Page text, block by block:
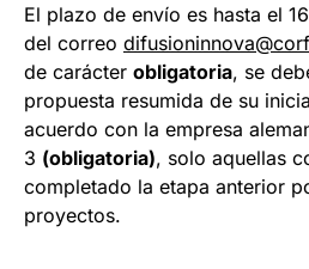
El plazo de envío es hasta el
del correo
de carácter obligatoria, se
propuesta resumida de su
acuerdo con la empresa
3 (obligatoria), solo aquellas
completado la etapa anterior
proyectos.